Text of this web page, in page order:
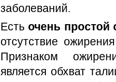
заболеваний.
Есть очень простой
отсутствие
Признаком
является обхват